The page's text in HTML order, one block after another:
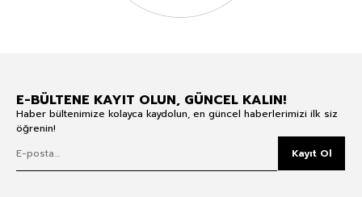
E-BÜLTENE KAYIT OLUN, GÜNCEL KALIN!
Haber bültenimize kolayca kaydolun, en güncel haberlerimizi ilk siz
öğrenin!
Kayıt Ol